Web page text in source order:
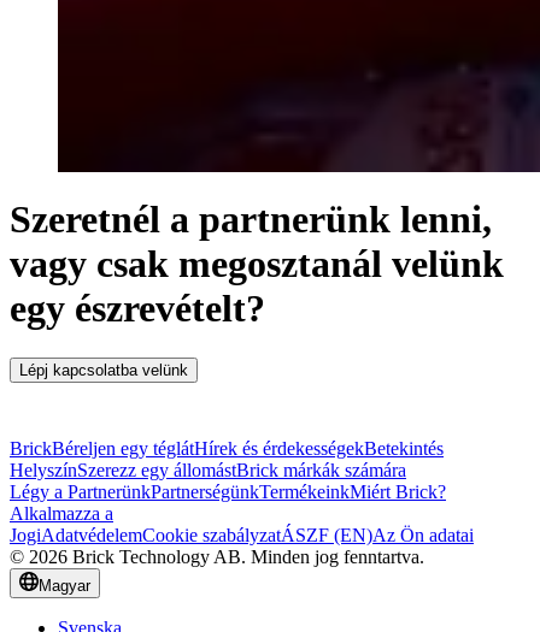
Szeretnél a partnerünk lenni,
vagy csak megosztanál velünk
egy észrevételt?
Lépj kapcsolatba velünk
BrickBéreljen egy téglátHírek és érdekességekBetekintés
HelyszínSzerezz egy állomástBrick márkák számára
Légy a PartnerünkPartnerségünkTermékeinkMiért Brick?
Alkalmazza a
JogiAdatvédelemCookie szabályzatÁSZF (EN)Az Ön adatai
© 2026 Brick Technology AB. Minden jog fenntartva.
Magyar
Svenska